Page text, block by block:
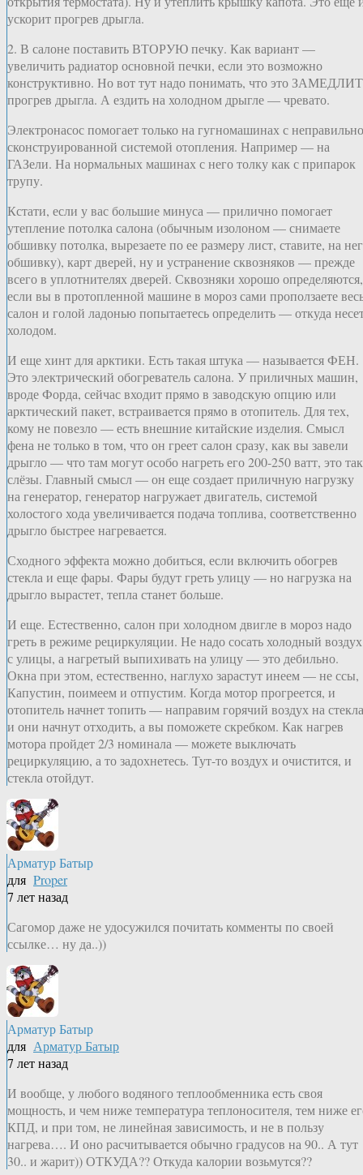
ускорит прогрев дрыгла.
2. В салоне поставить ВТОРУЮ печку. Как вариант —
увеличить радиатор основной печки, если это возможно
конструктивно. Но вот тут надо понимать, что это ЗАМЕДЛИТ
прогрев дрыгла. А ездить на холодном дрыгле — чревато.
Электронасос помогает только на гугномашинах с неправильно
сконструированной системой отопления. Например — на
ГАЗели. На нормальных машинах с него толку как с припарок
трупу.
Кстати, если у вас большие минуса — прилично помогает
утепление потолка салона (обычным изолоном — снимаете
обшивку потолка, вырезаете по ее размеру лист, ставите, на
обшивку), карт дверей, ну и устранение сквозняков — прежде
всего в уплотнителях дверей. Сквозняки хорошо определяются,
если вы в протопленной машине в мороз сами проползаете
салон и голой ладонью попытаетесь определить — откуда
холодом.
И еще хинт для арктики. Есть такая штука — называется ФЕН.
Это электрический обогреватель салона. У приличных машин,
вроде Форда, сейчас входит прямо в заводскую опцию или
арктический пакет, встраивается прямо в отопитель. Для тех,
кому не повезло — есть внешние китайские изделия. Смысл
фена не только в том, что он греет салон сразу, как вы завели
дрыгло — что там могут особо нагреть его 200-250 ватт, это
слёзы. Главный смысл — он еще создает приличную нагрузку
на генератор, генератор нагружает двигатель, системой
холостого хода увеличивается подача топлива, соответственно
дрыгло быстрее нагревается.
Сходного эффекта можно добиться, если включить обогрев
стекла и еще фары. Фары будут греть улицу — но нагрузка на
дрыгло вырастет, тепла станет больше.
И еще. Естественно, салон при холодном двигле в мороз надо
греть в режиме рециркуляции. Не надо сосать холодный воздух
с улицы, а нагретый выпихивать на улицу — это дебильно.
Окна при этом, естественно, наглухо зарастут инеем — не ссы,
Капустин, поимеем и отпустим. Когда мотор прогреется, и
отопитель начнет топить — направим горячий воздух на
и они начнут отходить, а вы поможете скребком. Как нагрев
мотора пройдет 2/3 номинала — можете выключать
рециркуляцию, а то задохнетесь. Тут-то воздух и очистится, и
стекла отойдут.
Арматур Батыр
для Proper
7 лет назад
Сагомор даже не удосужился почитать комменты по своей
ссылке… ну да..))
Арматур Батыр
для Арматур Батыр
7 лет назад
И вообще, у любого водяного теплообменника есть своя
мощность, и чем ниже температура теплоносителя, тем ниже
КПД, и при том, не линейная зависимость, и не в пользу
нагрева…. И оно расчитывается обычно градусов на 90.. А тут
30.. и жарит)) ОТКУДА?? Откуда калории возьмутся??